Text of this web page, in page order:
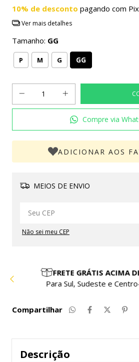
10% de desconto pagando com Pix
Ver mais detalhes
Tamanho: GG
P M G GG
Compre via
ADICIONAR AOS
MEIOS DE ENVIO
Não sei meu CEP
PARCELE EM ATÉ 10X
Compre com facilidade e
Compartilhar
Descrição